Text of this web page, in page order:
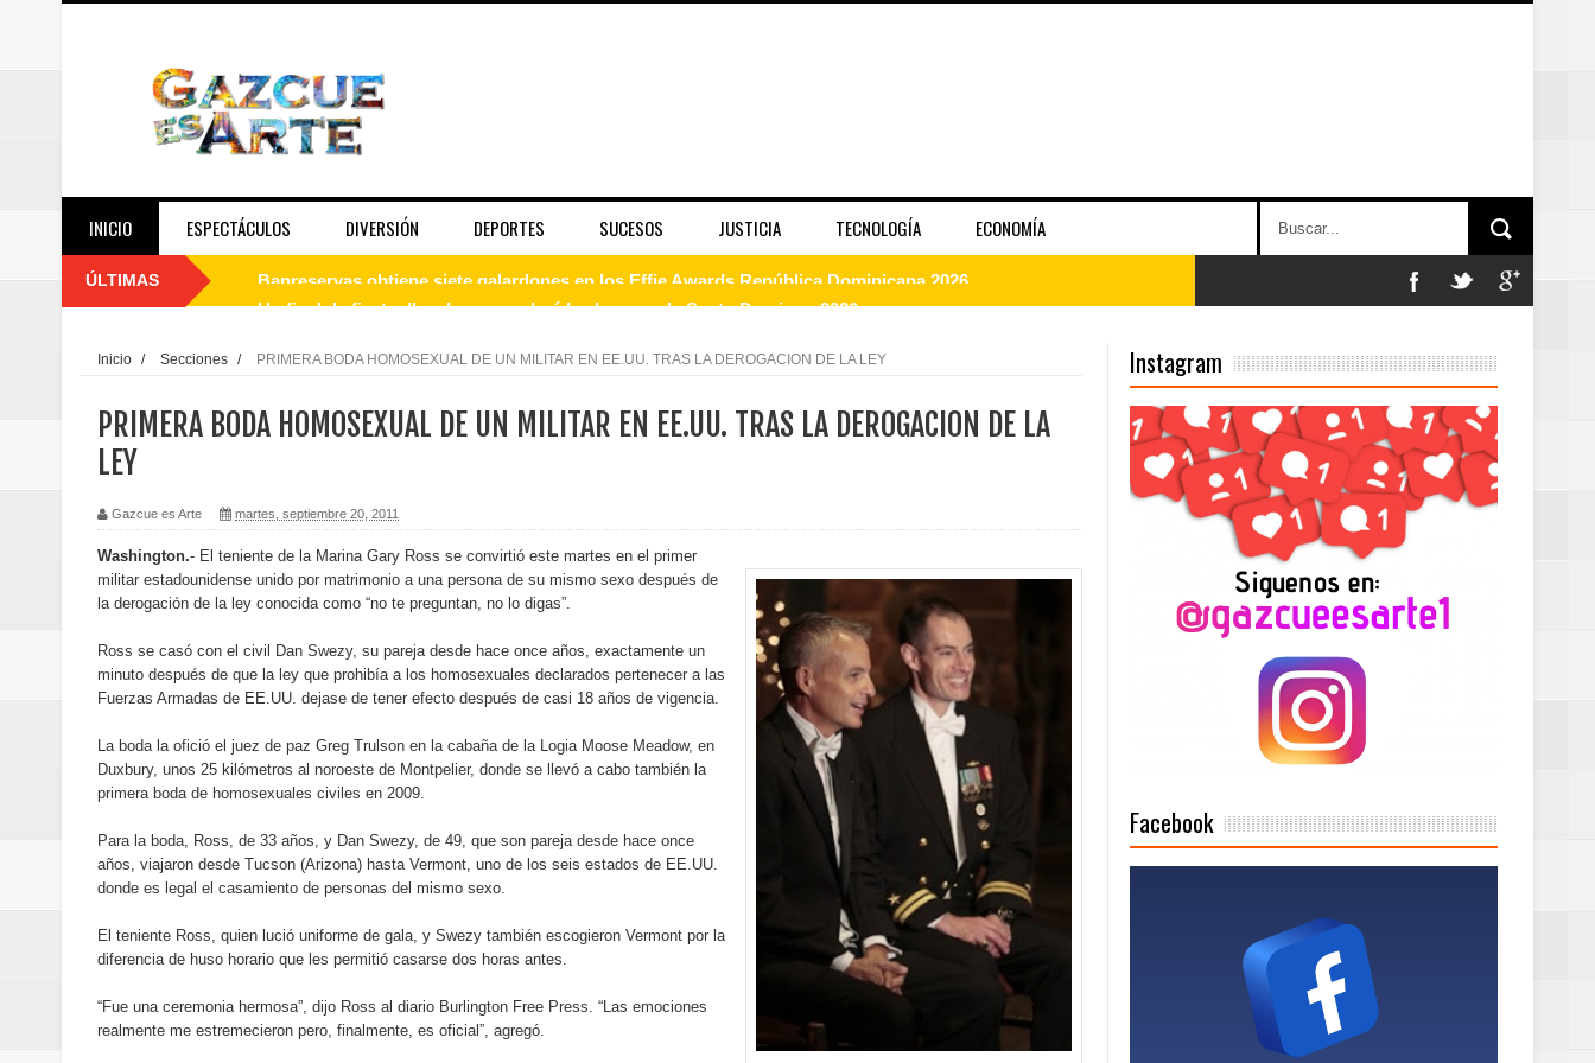
INICIO ESPECTÁCULOS DIVERSIÓN DEPORTES SUCESOS JUSTICIA TECNOLOGÍA ECONOMÍA
ÚLTIMAS Un final de fiesta: Ilegales encenderá la clausura de Santo Domingo 2026
Juan Luis Guerra se acompaña del coro “Más que Vencedores” y nos regala el “Canto a la Patria” en la clausura
Oscar Abreu cuestiona la interrupción del Premio Nacional de Artes Visuales
Embajada dominicana en Francia y Banreservas lanzan convocatoria para residencias artísticas en París
Pavel Núñez y su Bipolarband deslumbran con una noche de fusiones e invitados de lujo en el Hard Rock Café
Banreservas y Banco Popular abordan retos y oportunidades del sistema financiero nacional
“Los Rechazados 2” llega a los cines impulsada por la franquicia dominicana más taquillera del 2025
Designan a Angelina Biviana Riveiro como vicepresidenta ejecutiva de Fiduciaria Reservas
Humano Seguros inaugura nueva localidad de Oficina Regional Este en La Romana
Banreservas destina RD$5,000 millones para emprendedoras en la segunda edición del Summit Mujer Pymes
Sexappeal celebra 25 años de trayectoria artística con nuevo álbum, renovación de su equipo y conciertos
conmemorativos
Inicio / Secciones / PRIMERA BODA HOMOSEXUAL DE UN MILITAR EN EE.UU. TRAS LA DEROGACION DE LA LEY
PRIMERA BODA HOMOSEXUAL DE UN MILITAR EN EE.UU. TRAS LA DEROGACION DE LA
LEY
Gazcue es Arte martes, septiembre 20, 2011
Washington.- El teniente de la Marina Gary Ross se convirtió este martes en el primer
militar estadounidense unido por matrimonio a una persona de su mismo sexo después de
la derogación de la ley conocida como “no te preguntan, no lo digas”.
Ross se casó con el civil Dan Swezy, su pareja desde hace once años, exactamente un
minuto después de que la ley que prohibía a los homosexuales declarados pertenecer a las
Fuerzas Armadas de EE.UU. dejase de tener efecto después de casi 18 años de vigencia.
La boda la ofició el juez de paz Greg Trulson en la cabaña de la Logia Moose Meadow, en
Duxbury, unos 25 kilómetros al noroeste de Montpelier, donde se llevó a cabo también la
primera boda de homosexuales civiles en 2009.
Para la boda, Ross, de 33 años, y Dan Swezy, de 49, que son pareja desde hace once
años, viajaron desde Tucson (Arizona) hasta Vermont, uno de los seis estados de EE.UU.
donde es legal el casamiento de personas del mismo sexo.
El teniente Ross, quien lució uniforme de gala, y Swezy también escogieron Vermont por la
diferencia de huso horario que les permitió casarse dos horas antes.
“Fue una ceremonia hermosa”, dijo Ross al diario Burlington Free Press. “Las emociones
realmente me estremecieron pero, finalmente, es oficial”, agregó.
Instagram
Facebook